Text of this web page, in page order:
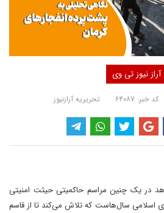
آراز نیوز تی وی
کد خبر: ۶۴۰۸۷ تحریریه آرازنیوز
در یک چنین مراسم حاکمیتی حیثت امنیتی
اسلامی سال‌هاست که تلاش می‌کند تا از قاسم